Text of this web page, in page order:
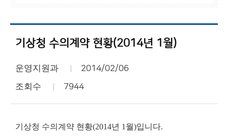
기상청 수의계약 현황(2014년 1월)
운영지원과 2014/02/06
조회수 7944
기상청 수의계약 현황(2014년 1월)입니다.